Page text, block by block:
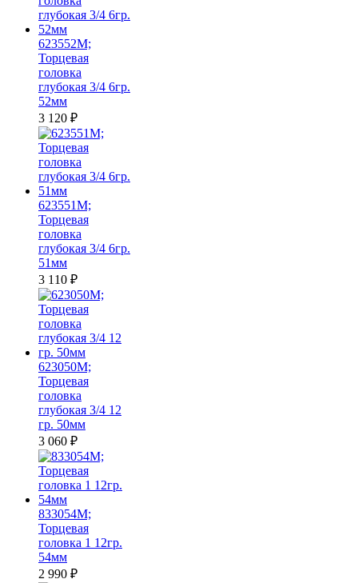
623552M;
Торцевая
головка
глубокая 3/4 6гр.
52мм
3 120 ₽
623551M;
Торцевая
головка
глубокая 3/4 6гр.
51мм
3 110 ₽
623050M;
Торцевая
головка
глубокая 3/4 12
гр. 50мм
3 060 ₽
833054M;
Торцевая
головка 1 12гр.
54мм
2 990 ₽